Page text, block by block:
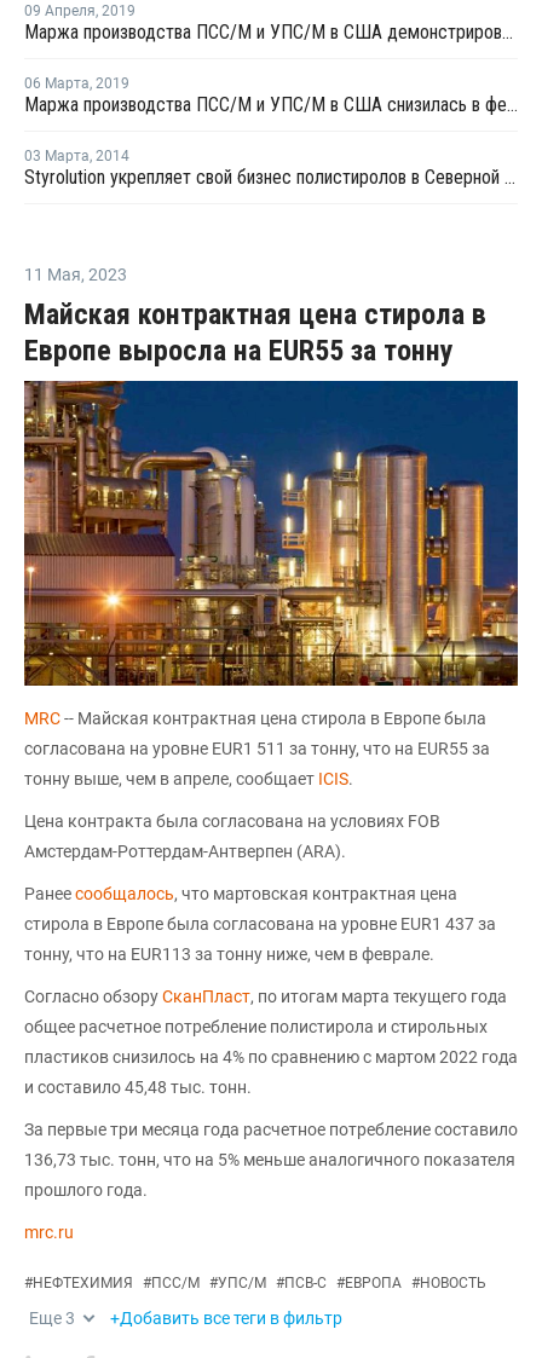
09 Апреля, 2019
Маржа производства ПСC/М и УПС/М в США демонстрировала разнонаправленный тренд в марте
06 Марта, 2019
Маржа производства ПСC/М и УПС/М в США снизилась в феврале
03 Марта, 2014
Styrolution укрепляет свой бизнес полистиролов в Северной Америке
11 Мая, 2023
Майская контрактная цена стирола в
Европе выросла на EUR55 за тонну
MRC-- Майская контрактная цена стирола в Европе была
согласована на уровне EUR1 511 за тонну, что на EUR55 за
тонну выше, чем в апреле, сообщает ICIS.
Цена контракта была согласована на условиях FOB
Амстердам-Роттердам-Антверпен (ARA).
Ранеесообщалось, что мартовская контрактная цена
стирола в Европе была согласована на уровне EUR1 437 за
тонну, что на EUR113 за тонну ниже, чем в феврале.
Согласно обзоруСканПласт, по итогам марта текущего года
общее расчетное потребление полистирола и стирольных
пластиков снизилось на 4% по сравнению с мартом 2022 года
и составило 45,48 тыс. тонн.
За первые три месяца года расчетное потребление составило
136,73 тыс. тонн, что на 5% меньше аналогичного показателя
прошлого года.
mrc.ru
#НЕФТЕХИМИЯ #ПСС/М #УПС/М #ПСВ-С #ЕВРОПА #НОВОСТЬ
Еще3 +Добавить все теги в фильтр